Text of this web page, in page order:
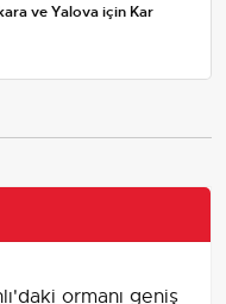
ve Yalova için Kar
ormanı geniş